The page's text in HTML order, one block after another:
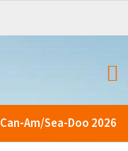
Can-Am/Sea-Doo 2026